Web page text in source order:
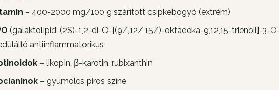
– 400-2000 mg/100 g szárított csipkebogyó (extrém)
(galaktolipid: (2S)-1,2-di-O-[(9Z,12Z,15Z)-oktadeka-9,12,15-trienoil]-3-
antiinflammatorikus
– likopin, β-karotin, rubixanthin
– gyümölcs piros színe